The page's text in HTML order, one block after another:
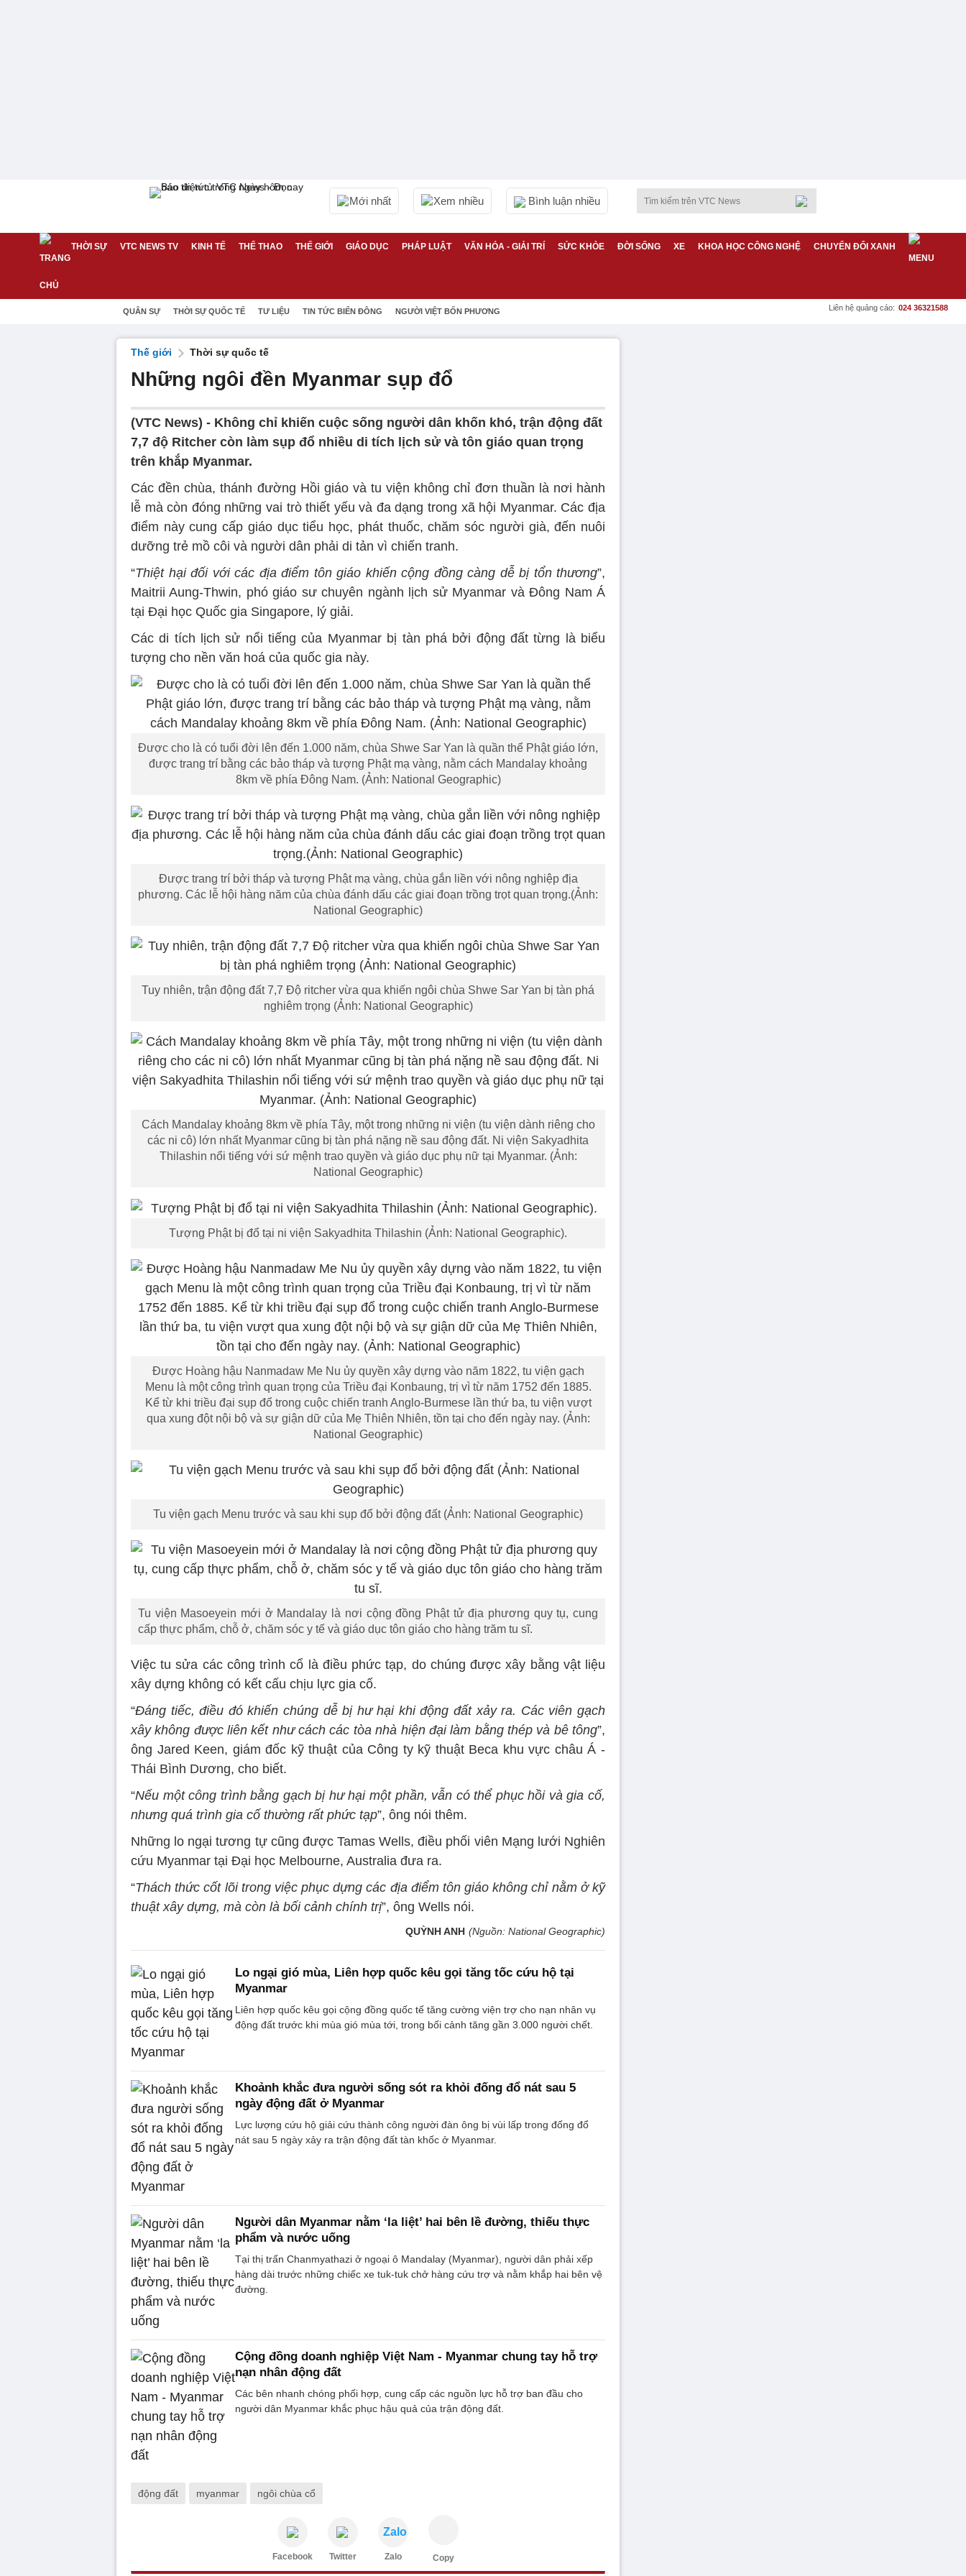
Mới nhất Xem nhiều Bình luận nhiều
THỜI SỰ VTC NEWS TV KINH TẾ THỂ THAO THẾ GIỚI GIÁO DỤC PHÁP LUẬT VĂN HÓA - GIẢI TRÍ SỨC KHỎE ĐỜI SỐNG XE KHOA HỌC CÔNG NGHỆ CHUYỂN ĐỔI XANH
QUÂN SỰ THỜI SỰ QUỐC TẾ TƯ LIỆU TIN TỨC BIỂN ĐÔNG NGƯỜI VIỆT BỐN PHƯƠNG Liên hệ quảng cáo: 024 36321588
Thế giới Thời sự quốc tế
Những ngôi đền Myanmar sụp đổ
(VTC News) - Không chỉ khiến cuộc sống người dân khốn khó, trận động đất
7,7 độ Ritcher còn làm sụp đổ nhiều di tích lịch sử và tôn giáo quan trọng
trên khắp Myanmar.
Các đền chùa, thánh đường Hồi giáo và tu viện không chỉ đơn thuần là nơi hành
lễ mà còn đóng những vai trò thiết yếu và đa dạng trong xã hội Myanmar. Các địa
điểm này cung cấp giáo dục tiểu học, phát thuốc, chăm sóc người già, đến nuôi
dưỡng trẻ mồ côi và người dân phải di tản vì chiến tranh.
“Thiệt hại đối với các địa điểm tôn giáo khiến cộng đồng càng dễ bị tổn thương”,
Maitrii Aung-Thwin, phó giáo sư chuyên ngành lịch sử Myanmar và Đông Nam Á
tại Đại học Quốc gia Singapore, lý giải.
Các di tích lịch sử nổi tiếng của Myanmar bị tàn phá bởi động đất từng là biểu
tượng cho nền văn hoá của quốc gia này.
Được cho là có tuổi đời lên đến 1.000 năm, chùa Shwe Sar Yan là quần thể Phật giáo lớn,
được trang trí bằng các bảo tháp và tượng Phật mạ vàng, nằm cách Mandalay khoảng
8km về phía Đông Nam. (Ảnh: National Geographic)
Được trang trí bởi tháp và tượng Phật mạ vàng, chùa gắn liền với nông nghiệp địa
phương. Các lễ hội hàng năm của chùa đánh dấu các giai đoạn trồng trọt quan trọng.(Ảnh:
National Geographic)
Tuy nhiên, trận động đất 7,7 Độ ritcher vừa qua khiến ngôi chùa Shwe Sar Yan bị tàn phá
nghiêm trọng (Ảnh: National Geographic)
Cách Mandalay khoảng 8km về phía Tây, một trong những ni viện (tu viện dành riêng cho
các ni cô) lớn nhất Myanmar cũng bị tàn phá nặng nề sau động đất. Ni viện Sakyadhita
Thilashin nổi tiếng với sứ mệnh trao quyền và giáo dục phụ nữ tại Myanmar. (Ảnh:
National Geographic)
Tượng Phật bị đổ tại ni viện Sakyadhita Thilashin (Ảnh: National Geographic).
Được Hoàng hậu Nanmadaw Me Nu ủy quyền xây dựng vào năm 1822, tu viện gạch
Menu là một công trình quan trọng của Triều đại Konbaung, trị vì từ năm 1752 đến 1885.
Kể từ khi triều đại sụp đổ trong cuộc chiến tranh Anglo-Burmese lần thứ ba, tu viện vượt
qua xung đột nội bộ và sự giận dữ của Mẹ Thiên Nhiên, tồn tại cho đến ngày nay. (Ảnh:
National Geographic)
Tu viện gạch Menu trước và sau khi sụp đổ bởi động đất (Ảnh: National Geographic)
Tu viện Masoeyein mới ở Mandalay là nơi cộng đồng Phật tử địa phương quy tụ, cung
cấp thực phẩm, chỗ ở, chăm sóc y tế và giáo dục tôn giáo cho hàng trăm tu sĩ.
Việc tu sửa các công trình cổ là điều phức tạp, do chúng được xây bằng vật liệu
xây dựng không có kết cấu chịu lực gia cố.
“Đáng tiếc, điều đó khiến chúng dễ bị hư hại khi động đất xảy ra. Các viên gạch
xây không được liên kết như cách các tòa nhà hiện đại làm bằng thép và bê tông”,
ông Jared Keen, giám đốc kỹ thuật của Công ty kỹ thuật Beca khu vực châu Á -
Thái Bình Dương, cho biết.
“Nếu một công trình bằng gạch bị hư hại một phần, vẫn có thể phục hồi và gia cố,
nhưng quá trình gia cố thường rất phức tạp”, ông nói thêm.
Những lo ngại tương tự cũng được Tamas Wells, điều phối viên Mạng lưới Nghiên
cứu Myanmar tại Đại học Melbourne, Australia đưa ra.
“Thách thức cốt lõi trong việc phục dựng các địa điểm tôn giáo không chỉ nằm ở kỹ
thuật xây dựng, mà còn là bối cảnh chính trị”, ông Wells nói.
QUỲNH ANH (Nguồn: National Geographic)
Lo ngại gió mùa, Liên hợp quốc kêu gọi tăng tốc cứu hộ tại
Myanmar
Liên hợp quốc kêu gọi cộng đồng quốc tế tăng cường viện trợ cho nạn nhân vụ
động đất trước khi mùa gió mùa tới, trong bối cảnh tăng gần 3.000 người chết.
Khoảnh khắc đưa người sống sót ra khỏi đống đổ nát sau 5
ngày động đất ở Myanmar
Lực lượng cứu hộ giải cứu thành công người đàn ông bị vùi lấp trong đống đổ
nát sau 5 ngày xảy ra trận động đất tàn khốc ở Myanmar.
Người dân Myanmar nằm ‘la liệt’ hai bên lề đường, thiếu thực
phẩm và nước uống
Tại thị trấn Chanmyathazi ở ngoại ô Mandalay (Myanmar), người dân phải xếp
hàng dài trước những chiếc xe tuk-tuk chở hàng cứu trợ và nằm khắp hai bên vệ
đường.
Cộng đồng doanh nghiệp Việt Nam - Myanmar chung tay hỗ trợ
nạn nhân động đất
Các bên nhanh chóng phối hợp, cung cấp các nguồn lực hỗ trợ ban đầu cho
người dân Myanmar khắc phục hậu quả của trận động đất.
động đất myanmar ngôi chùa cổ
Facebook Twitter
Zalo
Zalo Copy